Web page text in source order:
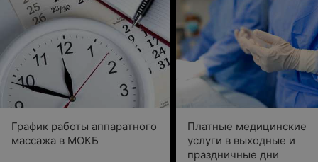
График работы аппаратного
массажа в МОКБ
Платные медицинские
услуги в выходные и
праздничные дни